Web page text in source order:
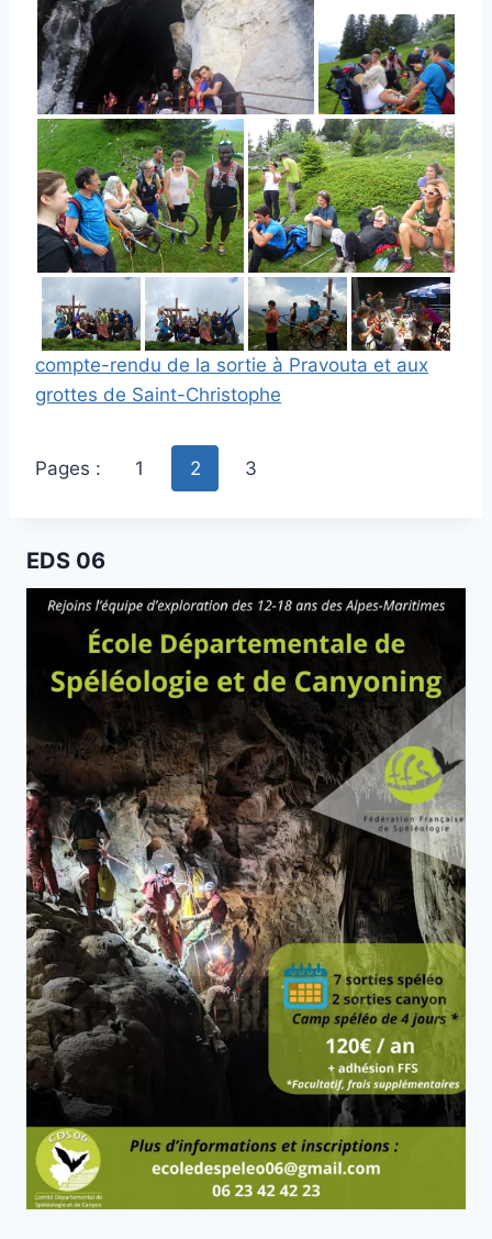
compte-rendu de la sortie à Pravouta et aux
grottes de Saint-Christophe
Pages : 1 2 3
EDS 06